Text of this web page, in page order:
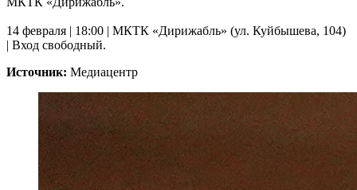
14 февраля | 18:00 | МКТК «Дирижабль» (ул. Куйбышева, 104)
| Вход свободный.
Источник: Медиацентр